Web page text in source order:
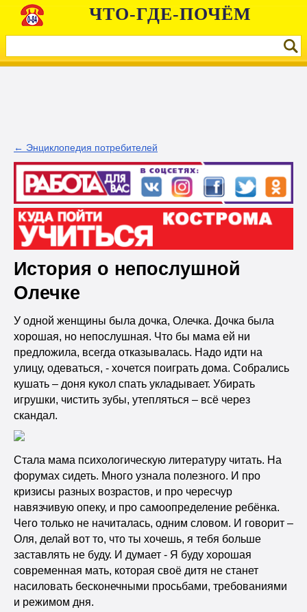
ЧТО-ГДЕ-ПОЧЁМ
← Энциклопедия потребителей
История о непослушной
Олечке
У одной женщины была дочка, Олечка. Дочка была
хорошая, но непослушная. Что бы мама ей ни
предложила, всегда отказывалась. Надо идти на
улицу, одеваться, - хочется поиграть дома. Собрались
кушать – доня кукол спать укладывает. Убирать
игрушки, чистить зубы, утепляться – всё через
скандал.
Стала мама психологическую литературу читать. На
форумах сидеть. Много узнала полезного. И про
кризисы разных возрастов, и про чересчур
навязчивую опеку, и про самоопределение ребёнка.
Чего только не начиталась, одним словом. И говорит –
Оля, делай вот то, что ты хочешь, я тебя больше
заставлять не буду. И думает - Я буду хорошая
современная мать, которая своё дитя не станет
насиловать бесконечными просьбами, требованиями
и режимом дня.